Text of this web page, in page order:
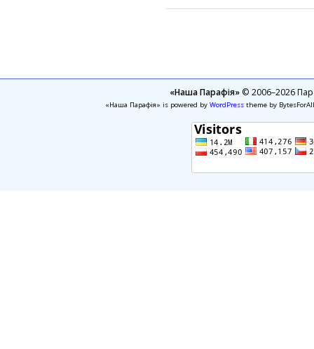
«Наша Парафія»© 2006–2026
«Наша Парафія» is powered by WordPresstheme by